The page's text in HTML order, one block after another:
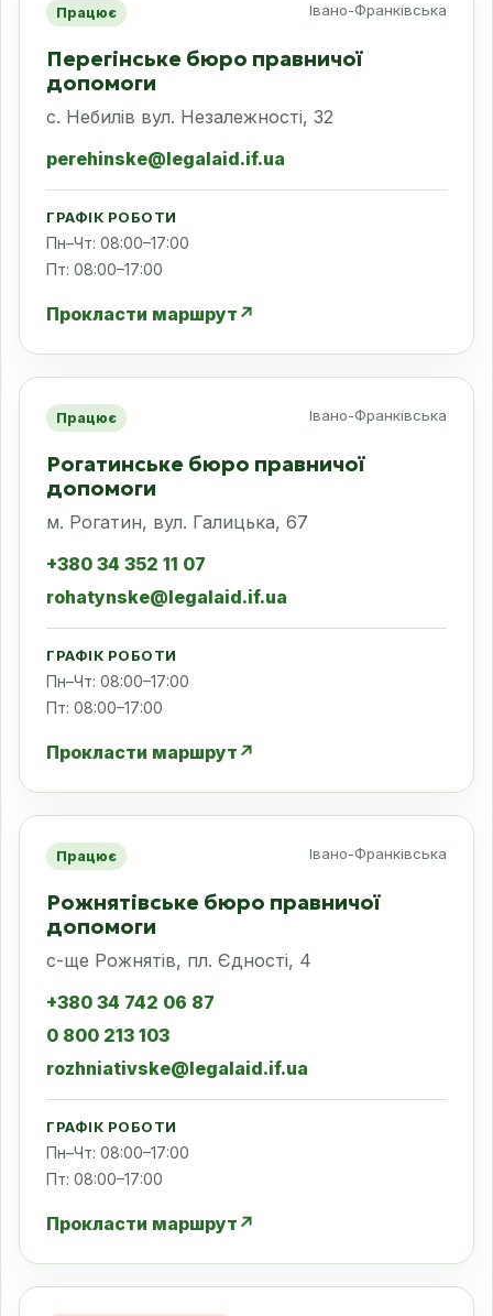
Працює Івано-Франківська
Перегінське бюро правничої
допомоги
с. Небилів вул. Незалежності, 32
perehinske@legalaid.if.ua
ГРАФІК РОБОТИ
Пн–Чт: 08:00–17:00
Пт: 08:00–17:00
Прокласти маршрут ↗
Працює Івано-Франківська
Рогатинське бюро правничої
допомоги
м. Рогатин, вул. Галицька, 67
+380 34 352 11 07
rohatynske@legalaid.if.ua
ГРАФІК РОБОТИ
Пн–Чт: 08:00–17:00
Пт: 08:00–17:00
Прокласти маршрут ↗
Працює Івано-Франківська
Рожнятівське бюро правничої
допомоги
с-ще Рожнятів, пл. Єдності, 4
+380 34 742 06 87
0 800 213 103
rozhniativske@legalaid.if.ua
ГРАФІК РОБОТИ
Пн–Чт: 08:00–17:00
Пт: 08:00–17:00
Прокласти маршрут ↗